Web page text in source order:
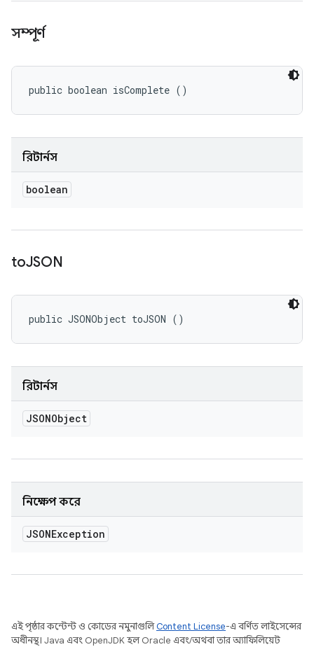
সম্পূর্ণ
public boolean isComplete ()
রিটার্নস
boolean
toJSON
public JSONObject toJSON ()
রিটার্নস
JSONObject
নিক্ষেপ করে
JSONException
এই পৃষ্ঠার কন্টেন্ট ও কোডের নমুনাগুলিContent License-এ বর্ণিত লাইসেন্সের
অধীনস্থ। Java এবং OpenJDK হল Oracle এবং/অথবা তার অ্যাফিলিয়েট